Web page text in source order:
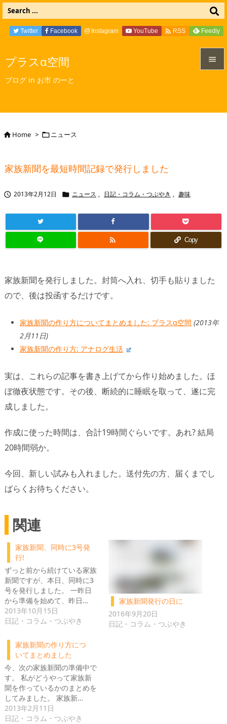
プラスα空間
ブログ in お市 のーと

Twitter Facebook Instagram YouTube  RSS Feedly
Home > ニュース
家族新聞を最短時間記録で発行しました
 2013年2月12日  ニュース , 日記・コラム・つぶやき , 趣味
 Copy
家族新聞を発行しました。封筒へ入れ、切手も貼りました
ので、後は投函するだけです。
家族新聞の作り方についてまとめました: プラスα空間 (2013年
2月11日)
家族新聞の作り方: アナログ生活
実は、これらの記事を書き上げてから作り始めました。ほ
ぼ徹夜状態です。その後、断続的に睡眠を取って、遂に完
成しました。
作成に使った時間は、合計19時間ぐらいです。あれ? 結局
20時間弱か。
今回、新しい試みも入れました。送付先の方、届くまでし
ばらくお待ちください。
関連
家族新聞、同時に3号発
行!
ずっと前から続けている家族
新聞ですが、本日、同時に3
号を発行しました。 一昨日
から準備を始めて、昨日…
2013年10月15日
日記・コラム・つぶやき
家族新聞発行の日に
2016年9月20日
日記・コラム・つぶやき
家族新聞の作り方につ
いてまとめました
今、次の家族新聞の準備中で
す。 私がどうやって家族新
聞を作っているかのまとめを
してみました。 家族新…
2013年2月11日
日記・コラム・つぶやき